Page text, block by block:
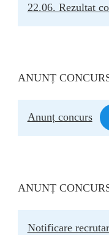
22.06. Rezultat
ANUNȚ
Anunț concurs
ANUNȚ
Notificare